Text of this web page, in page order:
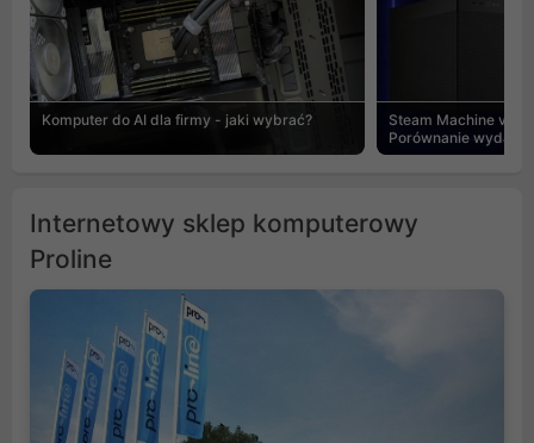
Komputer do AI dla firmy - jaki wybrać?
Steam Machine vs
Porównanie
Internetowy sklep komputerowy
Proline